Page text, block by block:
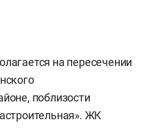
на пересечении
поблизости
ЖК